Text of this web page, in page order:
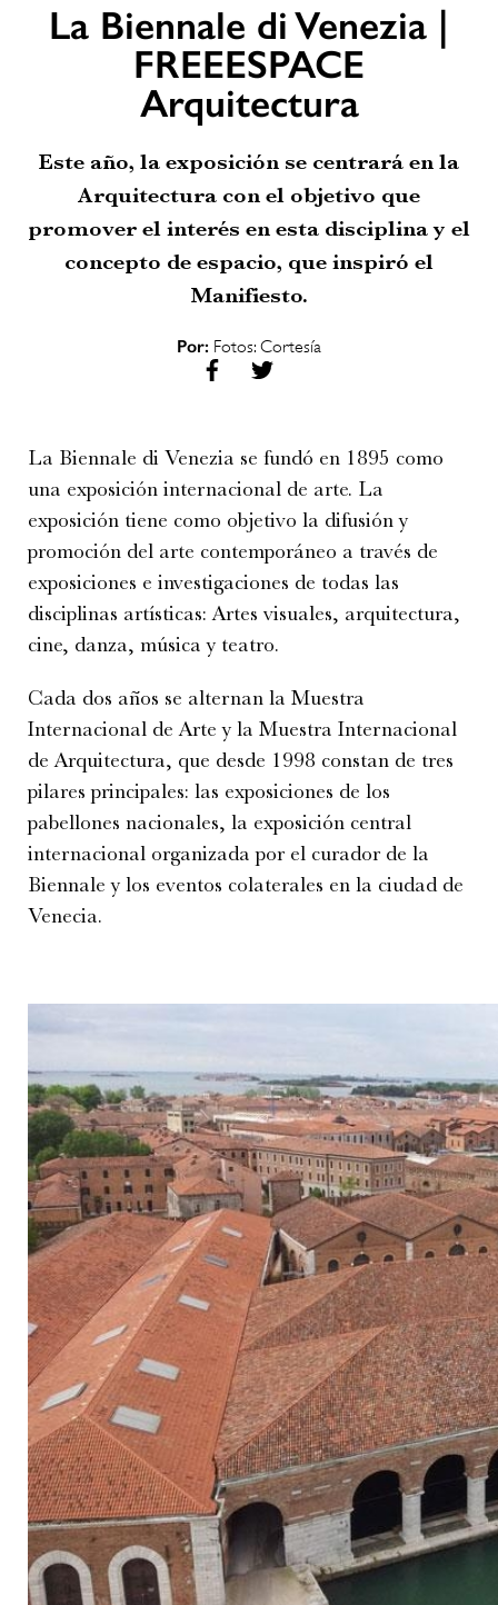
La Biennale di Venezia |
FREEESPACE
Arquitectura
Este año, la exposición se centrará en la
Arquitectura con el objetivo que
promover el interés en esta disciplina y el
concepto de espacio, que inspiró el
Manifiesto.
Por: Fotos: Cortesía
La Biennale di Venezia se fundó en 1895 como
una exposición internacional de arte. La
exposición tiene como objetivo la difusión y
promoción del arte contemporáneo a través de
exposiciones e investigaciones de todas las
disciplinas artísticas: Artes visuales, arquitectura,
cine, danza, música y teatro.
Cada dos años se alternan la Muestra
Internacional de Arte y la Muestra Internacional
de Arquitectura, que desde 1998 constan de tres
pilares principales: las exposiciones de los
pabellones nacionales, la exposición central
internacional organizada por el curador de la
Biennale y los eventos colaterales en la ciudad de
Venecia.